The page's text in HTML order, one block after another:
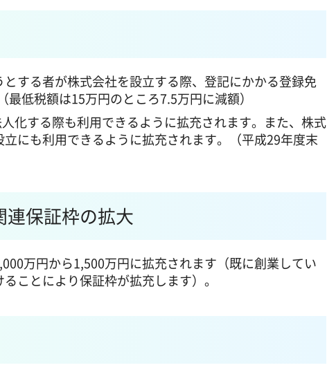
する者が株式会社を設立する際、登記にかかる登録免
低税額は15万円のところ7.5万円に減額）
化する際も利用できるように拡充されます。また、株式
にも利用できるように拡充されます。（平成29年度末
保証枠の拡大
万円から1,500万円に拡充されます（既に創業してい
ことにより保証枠が拡充します）。